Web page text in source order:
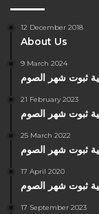
12 December 2018
About Us
9 March 2024
21 February 2023
25 March 2022
17 April 2020
17 September 2023